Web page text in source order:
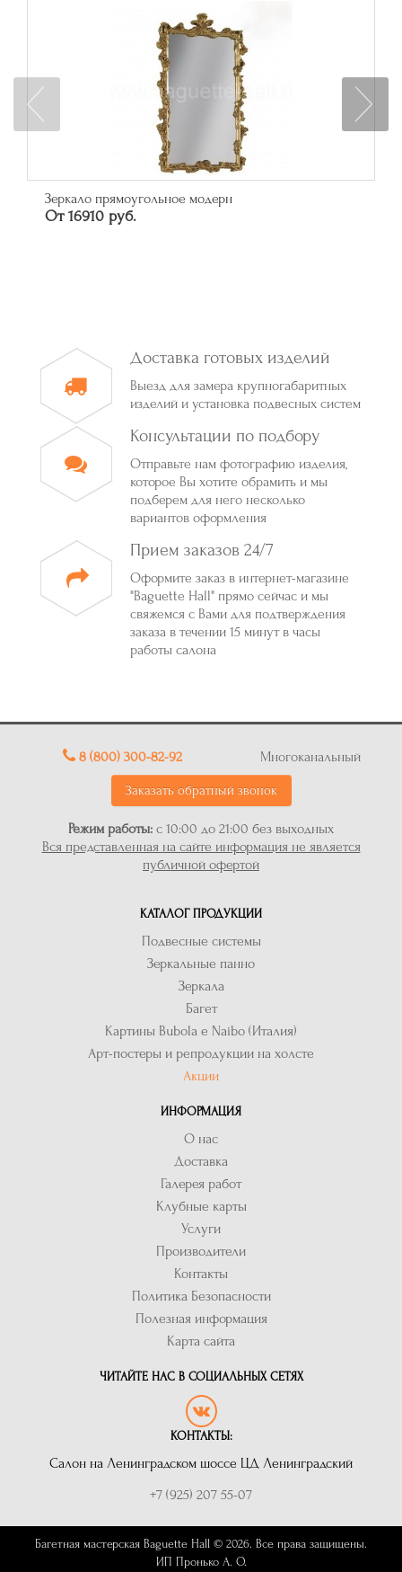
Багет арт. 315.84.043
46626 руб.
Доставка готовых изделий
Выезд для замера крупногабаритных
изделий и установка подвесных систем
Консультации по подбору
Отправьте нам фотографию изделия,
которое Вы хотите обрамить и мы
подберем для него несколько
вариантов оформления
Прием заказов 24/7
Оформите заказ в интернет-магазине
"Baguette Hall" прямо сейчас и мы
свяжемся с Вами для подтверждения
заказа в течении 15 минут в часы
работы салона
8 (800) 300-82-92 Многоканальный
Заказать обратный звонок
Режим работы: с 10:00 до 21:00 без выходных
Вся представленная на сайте информация не является
публичной офертой
КАТАЛОГ ПРОДУКЦИИ
Подвесные системы
Зеркальные панно
Зеркала
Багет
Картины Bubola e Naibo (Италия)
Арт-постеры и репродукции на холсте
Акции
ИНФОРМАЦИЯ
О нас
Доставка
Галерея работ
Клубные карты
Услуги
Производители
Контакты
Политика Безопасности
Полезная информация
Карта сайта
ЧИТАЙТЕ НАС В СОЦИАЛЬНЫХ СЕТЯХ
КОНТАКТЫ:
Салон на Ленинградском шоссе ЦД Ленинградский
+7 (925) 207 55-07
Багетная мастерская Baguette Hall © 2026. Все права защищены.
ИП Пронько А. О.